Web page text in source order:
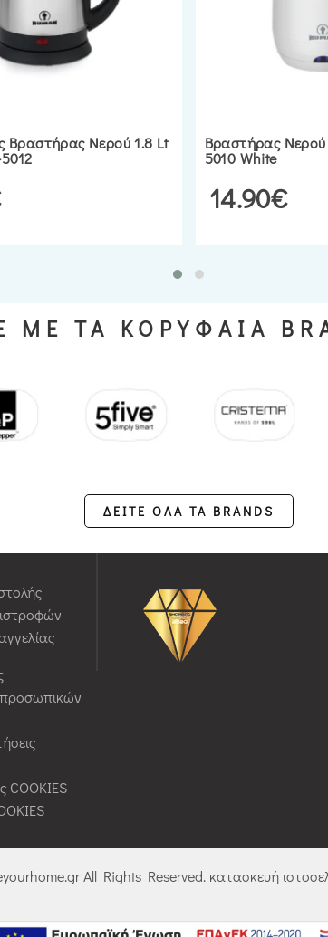
Βραστήρας Νερού 1.8 Lt
Βραστήρας
5010 White
14.90€
ΜΕ ΤΑ ΚΟΡΥΦΑΙΑ
ΔΕΙΤΕ ΟΛΑ ΤΑ BRANDS
COOKIES
All Rights Reserved. κατασκευή